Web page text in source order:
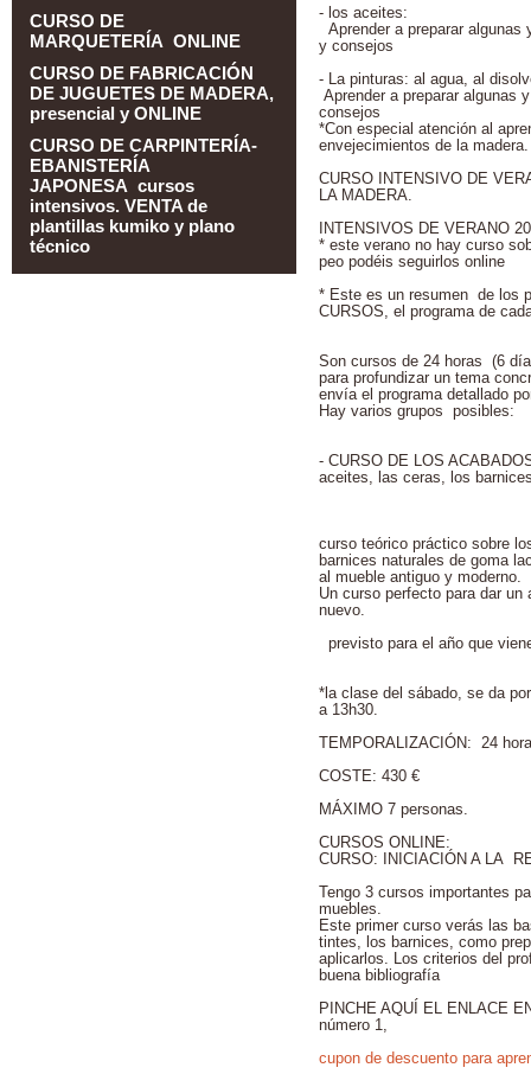
CURSO DE
MARQUETERÍA ONLINE
CURSO DE FABRICACIÓN
DE JUGUETES DE MADERA,
presencial y ONLINE
CURSO DE CARPINTERÍA-
EBANISTERÍA
JAPONESA cursos
intensivos. VENTA de
plantillas kumiko y plano
técnico
- los aceites:
Aprender a preparar
y consejos
- La pinturas: al agua, al
Aprender a preparar algunas
consejos
*Con especial atención al
envejecimientos de la madera.
CURSO INTENSIVO DE
LA MADERA.
INTENSIVOS DE VERANO
* este verano no hay curso
peo podéis seguirlos online
* Este es un resumen de los
CURSOS, el programa de
Son cursos de 24 horas (6
para profundizar un tema
envía el programa detallado
Hay varios grupos posibles:
- CURSO DE LOS
aceites, las ceras, los
curso teórico práctico sobre
barnices naturales de goma
al mueble antiguo y moderno.
Un curso perfecto para dar un
nuevo.
previsto para el año que
*la clase del sábado, se da
a 13h30.
TEMPORALIZACIÓN: 24
COSTE: 430 €
MÁXIMO 7 personas.
CURSOS ONLINE:
CURSO: INICIACIÓN A LA
Tengo 3 cursos importantes
muebles.
Este primer curso verás las
tintes, los barnices, como
aplicarlos. Los criterios del
buena bibliografía
PINCHE AQUÍ EL ENLACE
número 1,
cupon de descuento para